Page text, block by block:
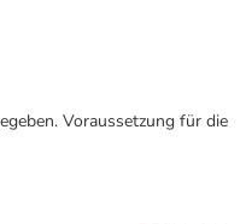
Voraussetzung für die